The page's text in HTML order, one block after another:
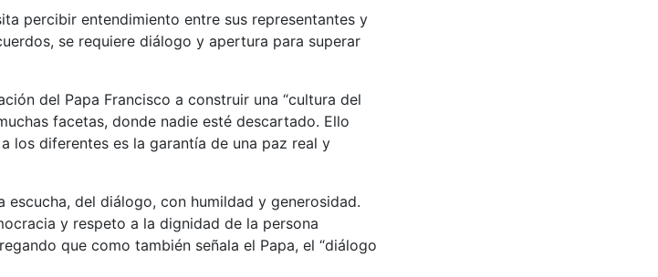
percibir entendimiento entre sus representantes y
se requiere diálogo y apertura para superar
del Papa Francisco a construir una “cultura del
facetas, donde nadie esté descartado. Ello
los diferentes es la garantía de una paz real y
del diálogo, con humildad y generosidad.
y respeto a la dignidad de la persona
que como también señala el Papa, el “diálogo